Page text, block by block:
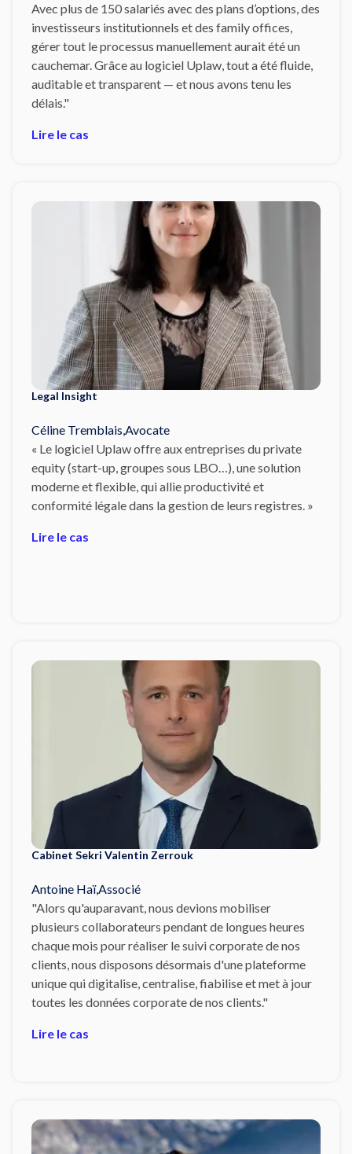
Avec plus de 150 salariés avec des plans d’options, des
investisseurs institutionnels et des family offices,
gérer tout le processus manuellement aurait été un
cauchemar. Grâce au logiciel Uplaw, tout a été fluide,
auditable et transparent — et nous avons tenu les
délais."
Lire le cas
Legal Insight
Céline Tremblais,Avocate
« Le logiciel Uplaw offre aux entreprises du private
equity (start-up, groupes sous LBO…), une solution
moderne et flexible, qui allie productivité et
conformité légale dans la gestion de leurs registres. »
Lire le cas
Cabinet Sekri Valentin Zerrouk
Antoine Haï,Associé
"Alors qu'auparavant, nous devions mobiliser
plusieurs collaborateurs pendant de longues heures
chaque mois pour réaliser le suivi corporate de nos
clients, nous disposons désormais d'une plateforme
unique qui digitalise, centralise, fiabilise et met à jour
toutes les données corporate de nos clients."
Lire le cas